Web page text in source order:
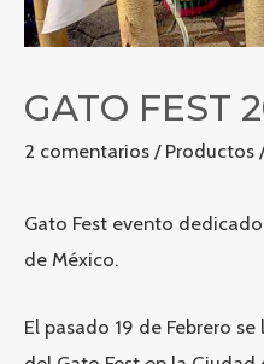
GATO FEST
2 comentarios / Productos
Gato Fest evento
de México.
El pasado 19 de Febrero